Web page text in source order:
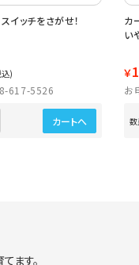
イッチをさがせ！
)
617-5526
カートへ
カ
い
￥
お
数
ます。